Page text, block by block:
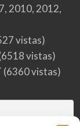
2010, 2012,
vistas)
vistas)
(6360 vistas)